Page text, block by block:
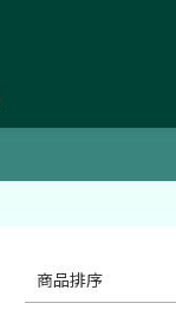
商品排序